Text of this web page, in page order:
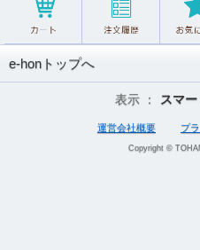
e-honトップへ
表示 ： スマ
運営会社概要 プ
Copyright ©